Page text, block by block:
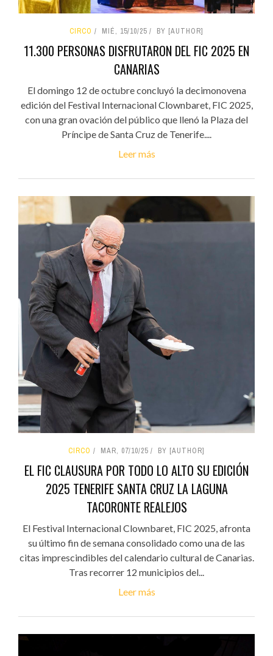
CIRCO MIÉ, 15/10/25 BY [AUTHOR]
11.300 PERSONAS DISFRUTARON DEL FIC 2025 EN
CANARIAS
El domingo 12 de octubre concluyó la decimonovena
edición del Festival Internacional Clownbaret, FIC 2025,
con una gran ovación del público que llenó la Plaza del
Príncipe de Santa Cruz de Tenerife....
Leer más
CIRCO MAR, 07/10/25 BY [AUTHOR]
EL FIC CLAUSURA POR TODO LO ALTO SU EDICIÓN
2025 TENERIFE SANTA CRUZ LA LAGUNA
TACORONTE REALEJOS
El Festival Internacional Clownbaret, FIC 2025, afronta
su último fin de semana consolidado como una de las
citas imprescindibles del calendario cultural de Canarias.
Tras recorrer 12 municipios del...
Leer más